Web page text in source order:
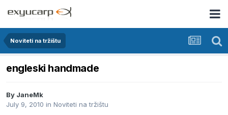
Noviteti na tržištu
engleski handmade
By JaneMk
July 9, 2010 in Noviteti na tržištu